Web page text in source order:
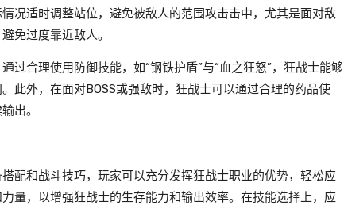
况适时调整站位，避免被敌人的范围攻击击中，尤其是面对敌
免过度靠近敌人。
过合理使用防御技能，如“钢铁护盾”与“血之狂怒”，狂战士能够
此外，在面对BOSS或强敌时，狂战士可以通过合理的药品使
出。
配和战斗技巧，玩家可以充分发挥狂战士职业的优势，轻松应
量，以增强狂战士的生存能力和输出效率。在技能选择上，应